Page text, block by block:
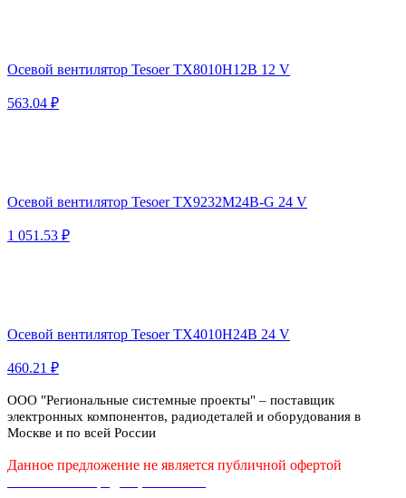
Осевой вентилятор Tesoer TX8010H12B 12 V
563.04 ₽
Осевой вентилятор Tesoer TX9232M24B-G 24 V
1 051.53 ₽
Осевой вентилятор Tesoer TX4010H24B 24 V
460.21 ₽
ООО "Региональные системные проекты" – поставщик
электронных компонентов, радиодеталей и оборудования в
Москве и по всей России
Данное предложение не является публичной офертой